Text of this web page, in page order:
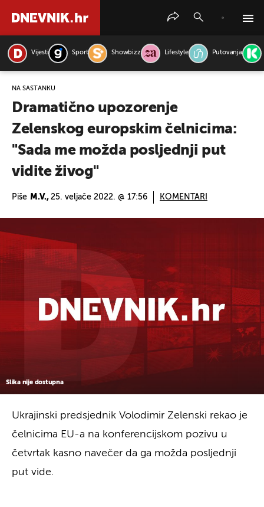
Vijesti Sport Showbizz Lifestyle Putovanja
NA SASTANKU
Dramatično upozorenje
Zelenskog europskim čelnicima:
"Sada me možda posljednji put
vidite živog"
Piše M.V., 25. veljače 2022. @ 17:56 KOMENTARI
Slika nije dostupna
Ukrajinski predsjednik Volodimir Zelenski rekao je
čelnicima EU-a na konferencijskom pozivu u
četvrtak kasno navečer da ga možda posljednji
put vide.
PRETRAŽITE VIJESTI